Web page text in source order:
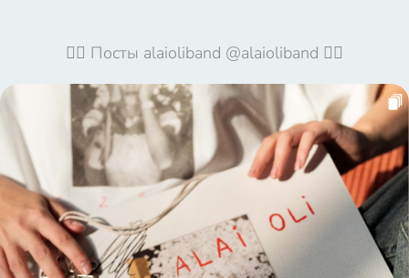
🦹‍♀️ Посты alaioliband @alaioliband 🦹‍♀️